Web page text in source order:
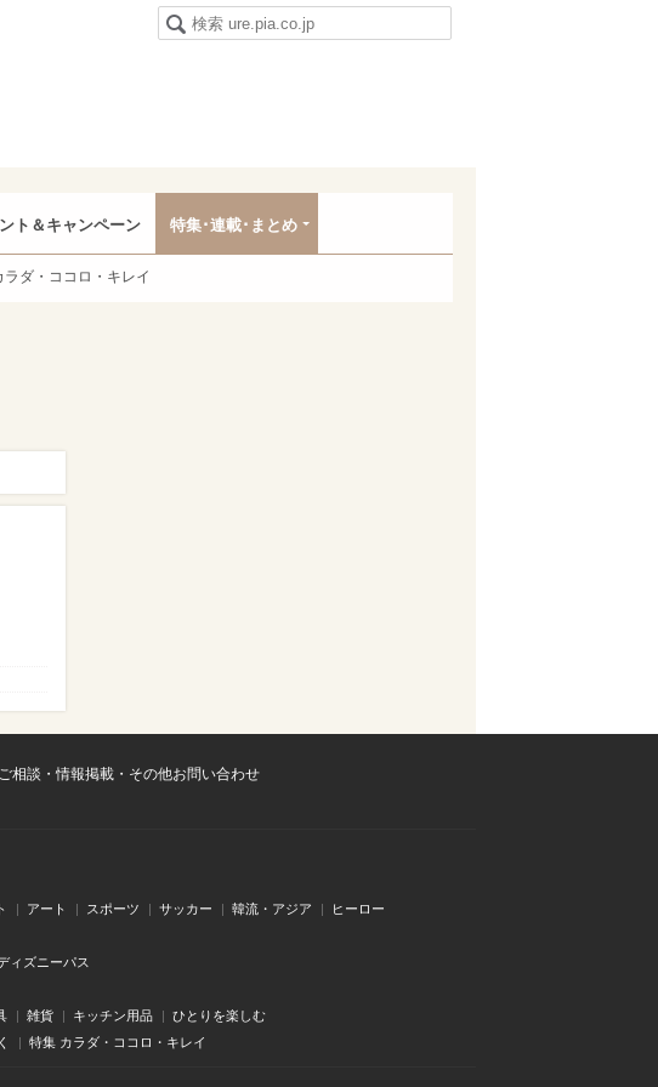
ト＆キャンペーン 特集･連載･まとめ
ラダ・ココロ・キレイ
相談・情報掲載・その他お問い合わせ
アート スポーツ サッカー 韓流・アジア ヒーロー
ィズニーパス
雑貨 キッチン用品 ひとりを楽しむ
特集 カラダ・ココロ・キレイ